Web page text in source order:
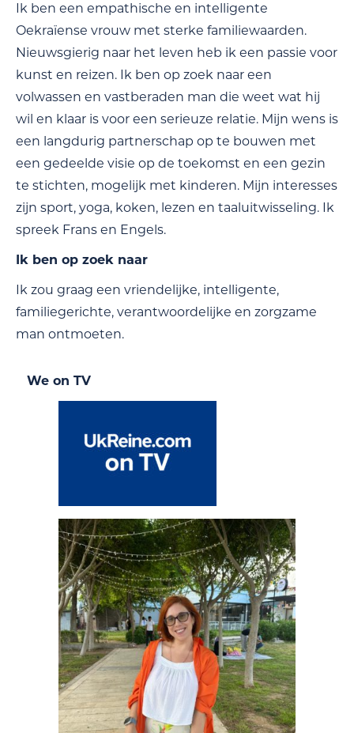
Ik ben een empathische en intelligente
Oekraïense vrouw met sterke familiewaarden.
Nieuwsgierig naar het leven heb ik een passie voor
kunst en reizen. Ik ben op zoek naar een
volwassen en vastberaden man die weet wat hij
wil en klaar is voor een serieuze relatie. Mijn wens is
een langdurig partnerschap op te bouwen met
een gedeelde visie op de toekomst en een gezin
te stichten, mogelijk met kinderen. Mijn interesses
zijn sport, yoga, koken, lezen en taaluitwisseling. Ik
spreek Frans en Engels.
Ik ben op zoek naar
Ik zou graag een vriendelijke, intelligente,
familiegerichte, verantwoordelijke en zorgzame
man ontmoeten.
We on TV